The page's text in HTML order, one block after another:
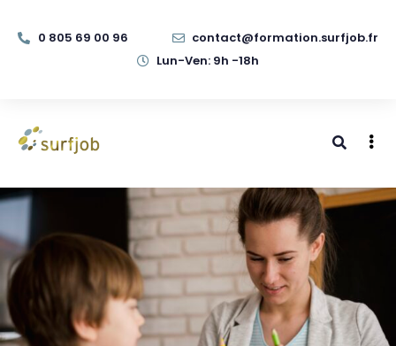
0 805 69 00 96
contact@formation.surfjob.fr
Lun-Ven: 9h -18h